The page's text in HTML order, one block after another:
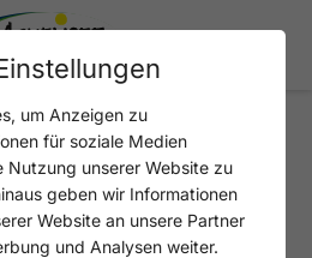
KREUTH -
um Anzeigen zu
für soziale Medien
Nutzung unserer Website zu
geben wir Informationen
Website an unsere Partner
und Analysen weiter.